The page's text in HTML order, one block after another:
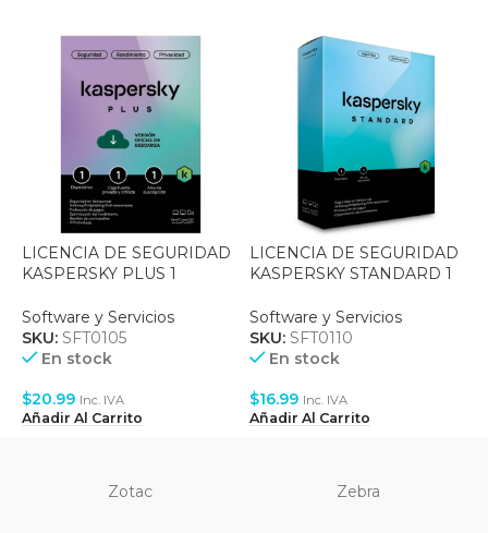
LICENCIA DE SEGURIDAD
KASPERSKY PLUS 1
SUSCRIPCION
Software y Servicios
SKU: SFT0105
En stock
$20.99 Inc. IVA
Añadir Al Carrito
LICENCIA DE SEGURIDAD
KASPERSKY STANDARD 1
SUSCRIPCION
Software y Servicios
SKU: SFT0110
En stock
$16.99 Inc. IVA
Añadir Al Carrito
Zotac Zebra